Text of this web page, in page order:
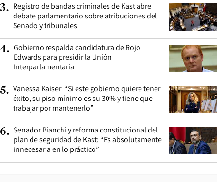
3. Registro de bandas criminales de Kast abre
debate parlamentario sobre atribuciones del
Senado y tribunales
4. Gobierno respalda candidatura de Rojo
Edwards para presidir la Unión
Interparlamentaria
5. Vanessa Kaiser: “Si este gobierno quiere tener
éxito, su piso mínimo es su 30% y tiene que
trabajar por mantenerlo”
6. Senador Bianchi y reforma constitucional del
plan de seguridad de Kast: “Es absolutamente
innecesaria en lo práctico”